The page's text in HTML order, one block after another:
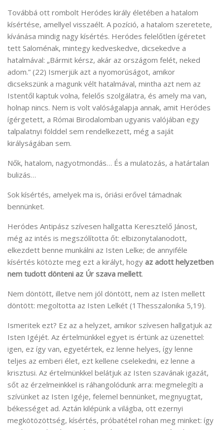
Továbbá ott rombolt Heródes király életében a hatalom
kísértése, amellyel visszaélt. A pozíció, a hatalom szeretete,
kívánása mindig nagy kísértés. Heródes felelőtlen ígéretet
tett Saloménak, mintegy kedveskedve, dicsekedve a
hatalmával: „Bármit kérsz, akár az országom felét, neked
adom.” (22) Ismerjük azt a nyomorúságot, amikor
dicsekszünk a magunk vélt hatalmával, mintha azt nem az
Istentől kaptuk volna, felelős szolgálatra, és amely ma van,
holnap nincs. Nem is volt valóságalapja annak, amit Heródes
ígérgetett, a Római Birodalomban ugyanis valójában egy
talpalatnyi földdel sem rendelkezett, még a saját
királyságában sem.
Nők, hatalom, nagyotmondás… És a mulatozás, a határtalan
bulizás…
Sok kísértés, amelyek ma is, óriási erővel támadnak
bennünket.
Heródes Antipász szívesen hallgatta Keresztelő Jánost,
még az intés is megszólította őt: elbizonytalanodott,
elkezdett benne munkálni az Isten Lelke; de annyiféle
kísértés kötözte meg ezt a királyt, hogy az adott helyzetben
nem tudott dönteni az Úr szava mellett.
Nem döntött, illetve nem jól döntött, nem az Isten mellett
döntött: megoltotta az Isten Lelkét (1Thesszalonika 5,19).
Ismeritek ezt? Ez az a helyzet, amikor szívesen hallgatjuk az
Isten Igéjét. Az értelmünkkel egyet is értünk az üzenettel:
igen, ez így van, egyetértek, ez lenne helyes, így lenne
teljes az emberi élet, ezt kellene cselekedni, ez lenne a
krisztusi. Az értelmünkkel belátjuk az Isten szavának igazát,
sőt az érzelmeinkkel is ráhangolódunk arra: megmelegíti a
szívünket az Isten Igéje, felemel bennünket, megnyugtat,
békességet ad. Aztán kilépünk a világba, ott ezernyi
megkötözöttség, kísértés, próbatétel rohan meg minket: így